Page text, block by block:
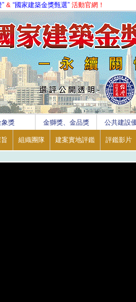
& “國家建築金獎甄選” 活動官網！
象獎 金獅獎、金品獎 公共建設
組織團隊 建案實地評鑑 評鑑影片